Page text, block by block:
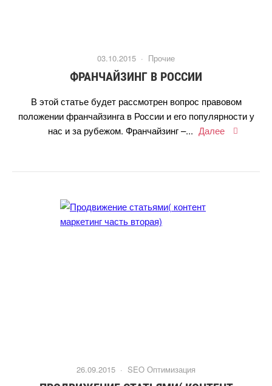
03.10.2015 · Прочие
ФРАНЧАЙЗИНГ В РОССИИ
этой статье будет рассмотрен вопрос правовом
положении франчайзинга в России и его популярности у
нас и за рубежом. Франчайзинг –... Далее
26.09.2015 · SEO Оптимизация